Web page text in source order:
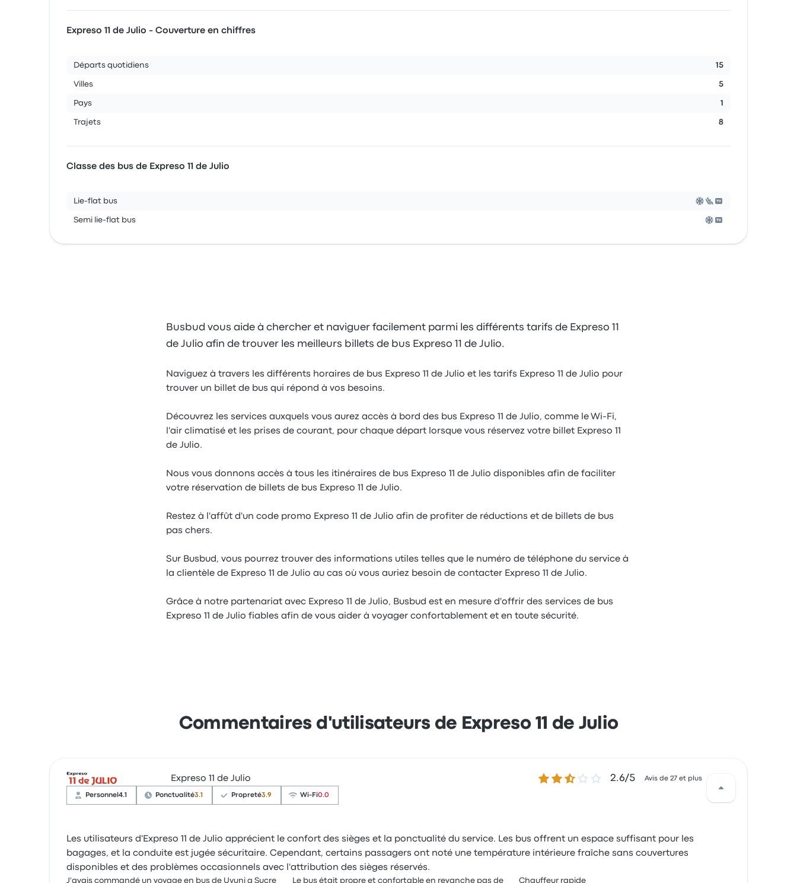
Expreso 11 de Julio - Couverture en chiffres
Départs quotidiens 15
Villes 5
Pays 1
Trajets 8
Classe des bus de Expreso 11 de Julio
Lie-flat bus
Semi lie-flat bus
Busbud vous aide à chercher et naviguer facilement parmi les différents tarifs de Expreso 11
de Julio afin de trouver les meilleurs billets de bus Expreso 11 de Julio.
Naviguez à travers les différents horaires de bus Expreso 11 de Julio et les tarifs Expreso 11 de Julio pour
trouver un billet de bus qui répond à vos besoins.
Découvrez les services auxquels vous aurez accès à bord des bus Expreso 11 de Julio, comme le Wi-Fi,
l'air climatisé et les prises de courant, pour chaque départ lorsque vous réservez votre billet Expreso 11
de Julio.
Nous vous donnons accès à tous les itinéraires de bus Expreso 11 de Julio disponibles afin de faciliter
votre réservation de billets de bus Expreso 11 de Julio.
Restez à l'affût d'un code promo Expreso 11 de Julio afin de profiter de réductions et de billets de bus
pas chers.
Sur Busbud, vous pourrez trouver des informations utiles telles que le numéro de téléphone du service à
la clientèle de Expreso 11 de Julio au cas où vous auriez besoin de contacter Expreso 11 de Julio.
Grâce à notre partenariat avec Expreso 11 de Julio, Busbud est en mesure d'offrir des services de bus
Expreso 11 de Julio fiables afin de vous aider à voyager confortablement et en toute sécurité.
Commentaires d'utilisateurs de Expreso 11 de Julio
Expreso 11 de Julio 2.6 sur 5 étoiles 2.6/5 Avis de 27 et plus
Personnel 4.1 Ponctualité3.1 Propreté3.9 Wi-Fi0.0
Les utilisateurs d'Expreso 11 de Julio apprécient le confort des sièges et la ponctualité du service. Les bus offrent un espace suffisant pour les
bagages, et la conduite est jugée sécuritaire. Cependant, certains passagers ont noté une température intérieure fraîche sans couvertures
disponibles et des problèmes occasionnels avec l'attribution des sièges réservés.
J'avais commandé un voyage en bus de Uyuni a Sucre Le bus était propre et confortable en revanche pas de Chauffeur rapide